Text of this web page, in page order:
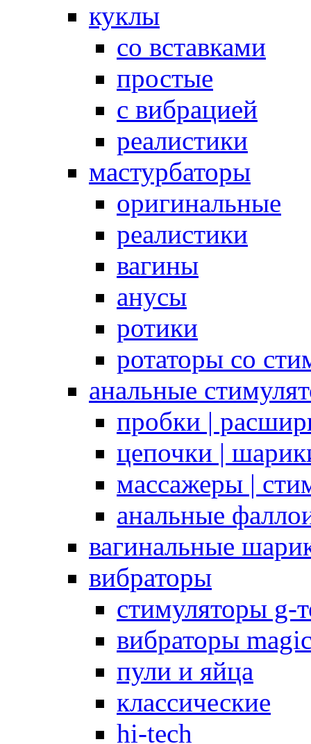
куклы
со вставками
простые
с вибрацией
реалистики
мастурбаторы
оригинальные
реалистики
вагины
анусы
ротики
ротаторы со
анальные
пробки |
цепочки |
массажеры |
анальные
вагинальные
вибраторы
стимуляторы g-
вибраторы
пули и яйца
классические
hi-tech